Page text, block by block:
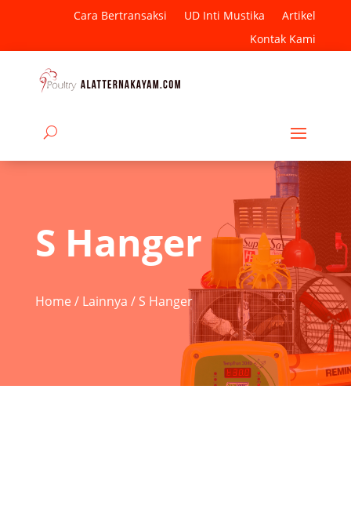
Cara Bertransaksi UD Inti Mustika
Artikel
Kontak Kami
S Hanger
Home / Lainnya / S Hanger